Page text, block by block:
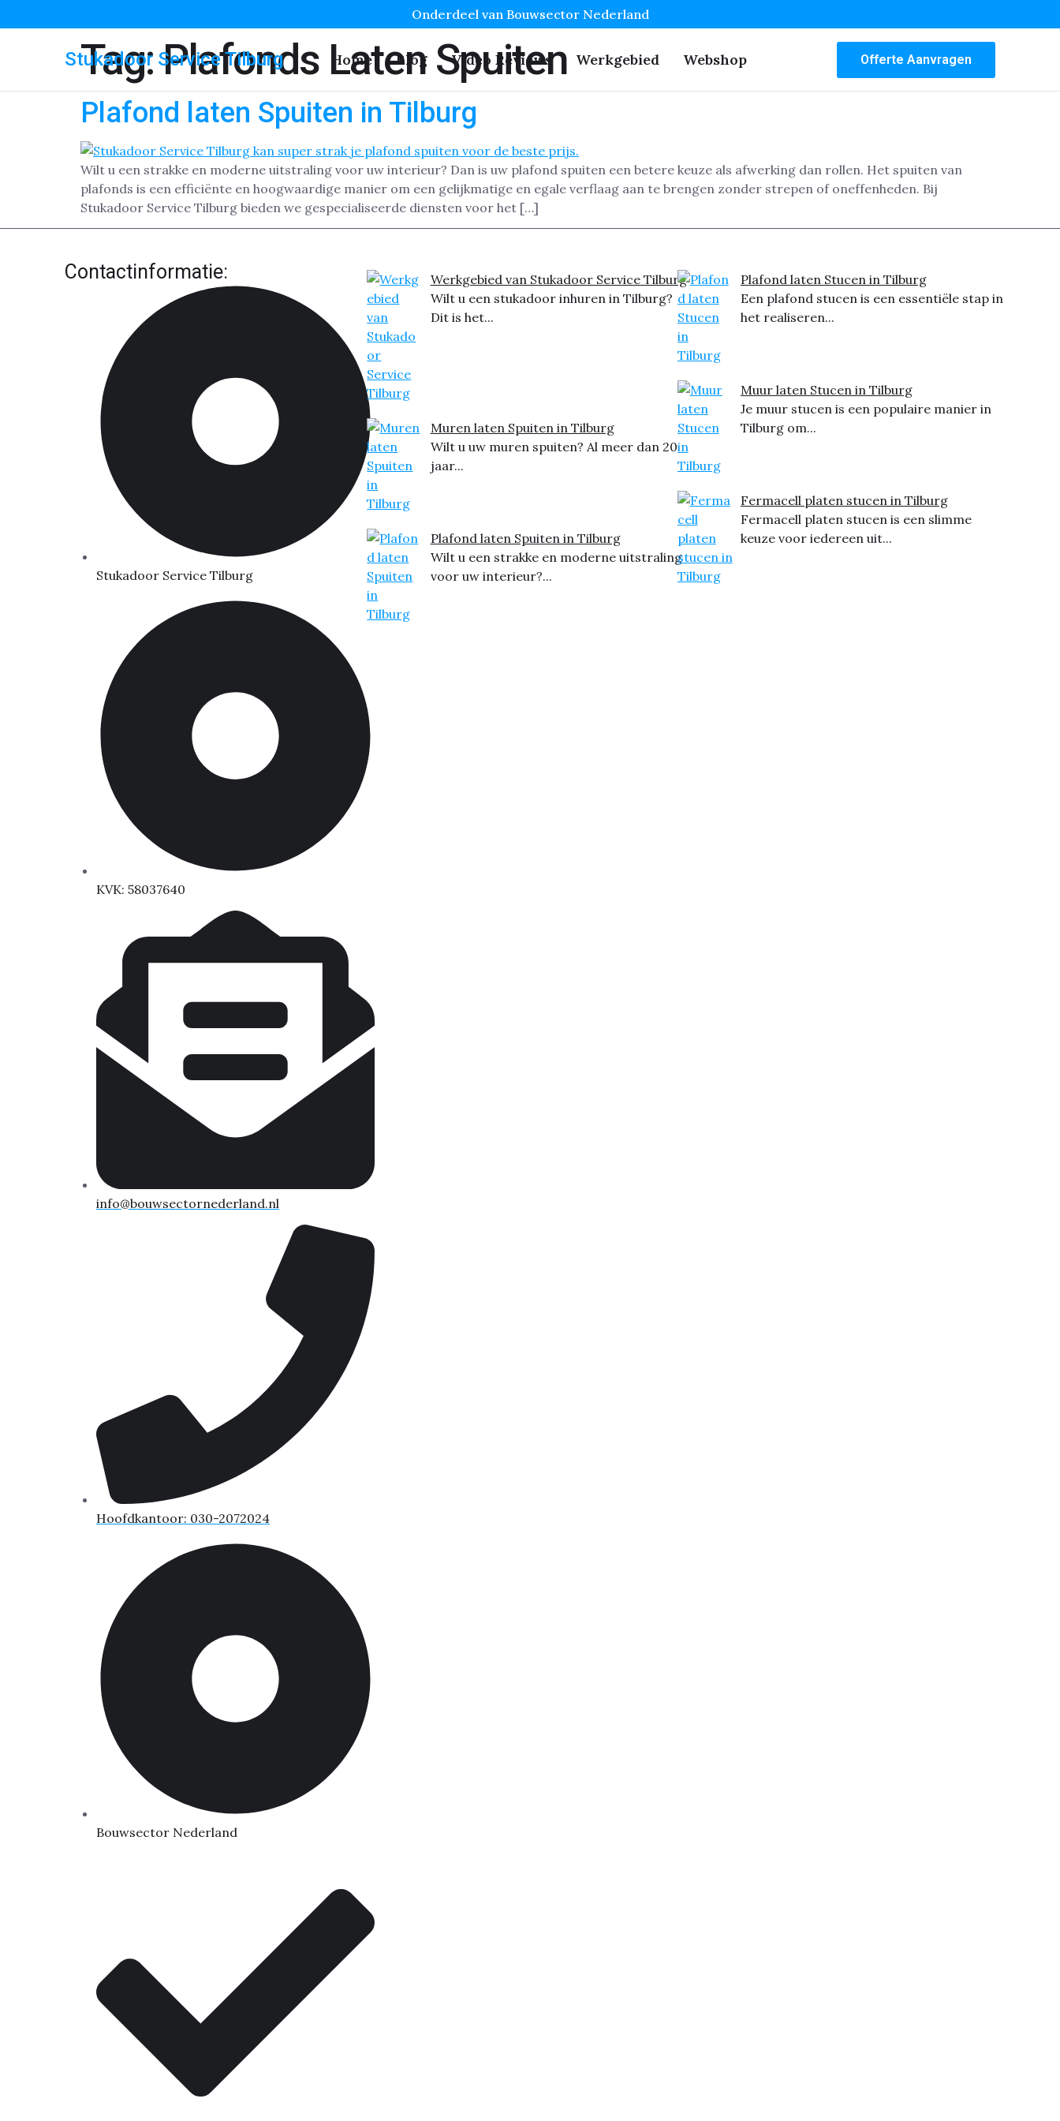
Onderdeel van Bouwsector Nederland
Stukadoor Service Tilburg Home Blog Video Reviews Werkgebied Webshop Offerte Aanvragen
Tag:Plafonds Laten Spuiten
Plafond laten Spuiten in Tilburg
Wilt u een strakke en moderne uitstraling voor uw interieur? Dan is uw plafond spuiten een betere keuze als afwerking dan rollen. Het spuiten van
plafonds is een efficiënte en hoogwaardige manier om een gelijkmatige en egale verflaag aan te brengen zonder strepen of oneffenheden. Bij
Stukadoor Service Tilburg bieden we gespecialiseerde diensten voor het […]
Contactinformatie:
Stukadoor Service Tilburg
KVK: 58037640
info@bouwsectornederland.nl
Hoofdkantoor: 030-2072024
Bouwsector Nederland
Werkgebied van Stukadoor Service Tilburg
Wilt u een stukadoor inhuren in Tilburg?
Dit is het...
Muren laten Spuiten in Tilburg
Wilt u uw muren spuiten? Al meer dan 20
jaar...
Plafond laten Spuiten in Tilburg
Wilt u een strakke en moderne uitstraling
voor uw interieur?...
Plafond laten Stucen in Tilburg
Een plafond stucen is een essentiële stap in
het realiseren...
Muur laten Stucen in Tilburg
Je muur stucen is een populaire manier in
Tilburg om...
Fermacell platen stucen in Tilburg
Fermacell platen stucen is een slimme
keuze voor iedereen uit...